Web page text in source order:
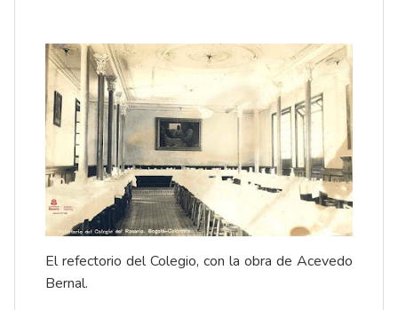
El refectorio del Colegio, con la obra de Acevedo
Bernal.